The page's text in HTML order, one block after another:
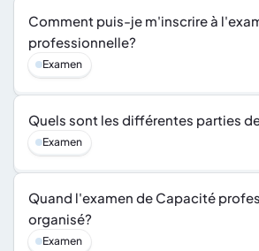
Comment puis-je m'inscrire à
professionnelle?
Examen
Quels sont les différentes parties
Examen
Quand l'examen de Capacité
organisé?
Examen